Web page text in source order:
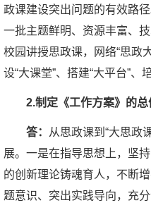
政课建设突出问题的有效路
一批主题鲜明、资源丰富、
校园讲授思政课，网络“思政
设“大课堂”、搭建“大平台”、
2.制定《工作方案》的总
答：
从思政课到“大思政
展。一是在指导思想上，坚
的创新理论铸魂育人，不断
题意识、突出实践导向，充